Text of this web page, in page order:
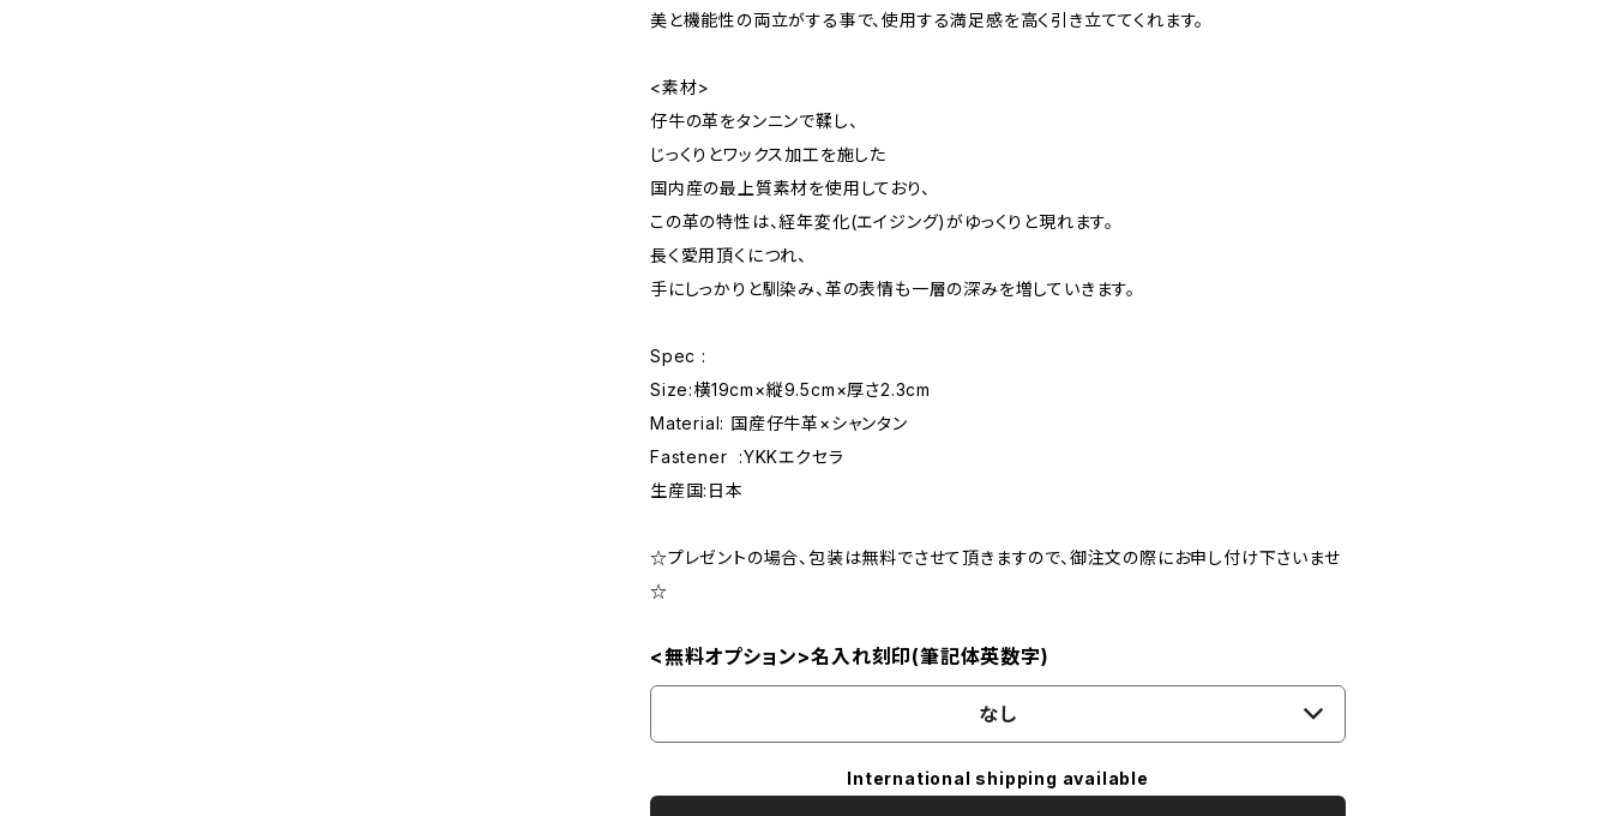
美と機能性の両立がする事で、使用する満足感を高く引き立ててくれます。
<素材>
仔牛の革をタンニンで鞣し、
じっくりとワックス加工を施した
国内産の最上質素材を使用しており、
この革の特性は、経年変化(エイジング)がゆっくりと現れます。
長く愛用頂くにつれ、
手にしっかりと馴染み、革の表情も一層の深みを増していきます。
Spec :
Size:横19cm×縦9.5cm×厚さ2.3cm
Material: 国産仔牛革×シャンタン
Fastener :YKKエクセラ
生産国:日本
☆プレゼントの場合、包装は無料でさせて頂きますので、御注文の際にお申し付け下さいませ
☆
<無料オプション>名入れ刻印(筆記体英数字)
なし
International shipping available